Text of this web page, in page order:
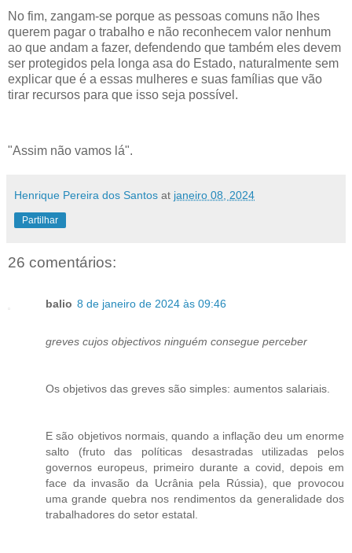
No fim, zangam-se porque as pessoas comuns não lhes
querem pagar o trabalho e não reconhecem valor nenhum
ao que andam a fazer, defendendo que também eles devem
ser protegidos pela longa asa do Estado, naturalmente sem
explicar que é a essas mulheres e suas famílias que vão
tirar recursos para que isso seja possível.
"Assim não vamos lá".
Henrique Pereira dos Santos at janeiro 08, 2024
Partilhar
26 comentários:
balio 8 de janeiro de 2024 às 09:46
greves cujos objectivos ninguém consegue perceber
Os objetivos das greves são simples: aumentos salariais.
E são objetivos normais, quando a inflação deu um enorme
salto (fruto das políticas desastradas utilizadas pelos
governos europeus, primeiro durante a covid, depois em
face da invasão da Ucrânia pela Rússia), que provocou
uma grande quebra nos rendimentos da generalidade dos
trabalhadores do setor estatal.